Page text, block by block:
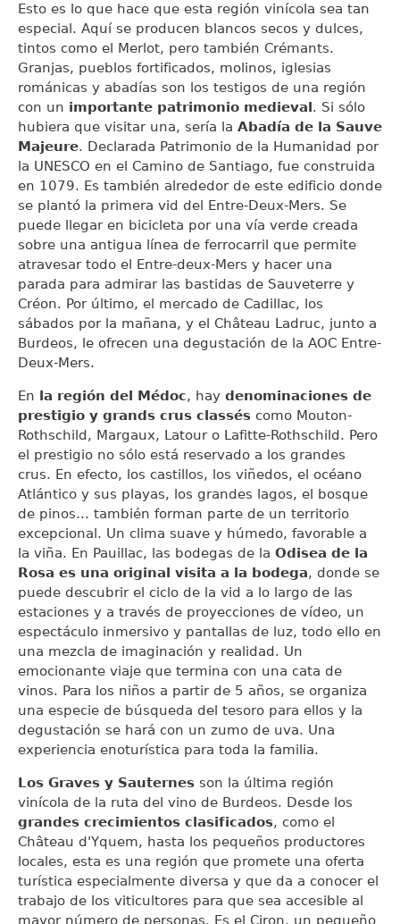
Esto es lo que hace que esta región vinícola sea tan
especial. Aquí se producen blancos secos y dulces,
tintos como el Merlot, pero también Crémants.
Granjas, pueblos fortificados, molinos, iglesias
románicas y abadías son los testigos de una región
con un importante patrimonio medieval. Si sólo
hubiera que visitar una, sería la Abadía de la Sauve
Majeure. Declarada Patrimonio de la Humanidad por
la UNESCO en el Camino de Santiago, fue construida
en 1079. Es también alrededor de este edificio donde
se plantó la primera vid del Entre-Deux-Mers. Se
puede llegar en bicicleta por una vía verde creada
sobre una antigua línea de ferrocarril que permite
atravesar todo el Entre-deux-Mers y hacer una
parada para admirar las bastidas de Sauveterre y
Créon. Por último, el mercado de Cadillac, los
sábados por la mañana, y el Château Ladruc, junto a
Burdeos, le ofrecen una degustación de la AOC Entre-
Deux-Mers.
En la región del Médoc, hay denominaciones de
prestigio y grands crus classés como Mouton-
Rothschild, Margaux, Latour o Lafitte-Rothschild. Pero
el prestigio no sólo está reservado a los grandes
crus. En efecto, los castillos, los viñedos, el océano
Atlántico y sus playas, los grandes lagos, el bosque
de pinos... también forman parte de un territorio
excepcional. Un clima suave y húmedo, favorable a
la viña. En Pauillac, las bodegas de la Odisea de la
Rosa es una original visita a la bodega, donde se
puede descubrir el ciclo de la vid a lo largo de las
estaciones y a través de proyecciones de vídeo, un
espectáculo inmersivo y pantallas de luz, todo ello en
una mezcla de imaginación y realidad. Un
emocionante viaje que termina con una cata de
vinos. Para los niños a partir de 5 años, se organiza
una especie de búsqueda del tesoro para ellos y la
degustación se hará con un zumo de uva. Una
experiencia enoturística para toda la familia.
Los Graves y Sauternes son la última región
vinícola de la ruta del vino de Burdeos. Desde los
grandes crecimientos clasificados, como el
Château d'Yquem, hasta los pequeños productores
locales, esta es una región que promete una oferta
turística especialmente diversa y que da a conocer el
trabajo de los viticultores para que sea accesible al
mayor número de personas. Es el Ciron, un pequeño